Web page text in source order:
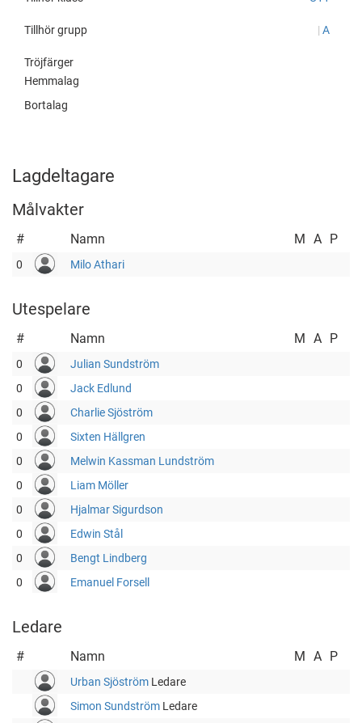
Tillhör grupp | A
Tröjfärger
Hemmalag
Bortalag
Lagdeltagare
Målvakter
# Namn M A P
0 Milo Athari
Utespelare
# Namn M A P
0
Julian Sundström
0
Jack Edlund
0
Charlie Sjöström
0
Sixten Hällgren
0
Melwin Kassman Lundström
0
Liam Möller
0
Hjalmar Sigurdson
0
Edwin Stål
0
Bengt Lindberg
0
Emanuel Forsell
Ledare
# Namn M A P
Urban Sjöström Ledare
Simon Sundström Ledare